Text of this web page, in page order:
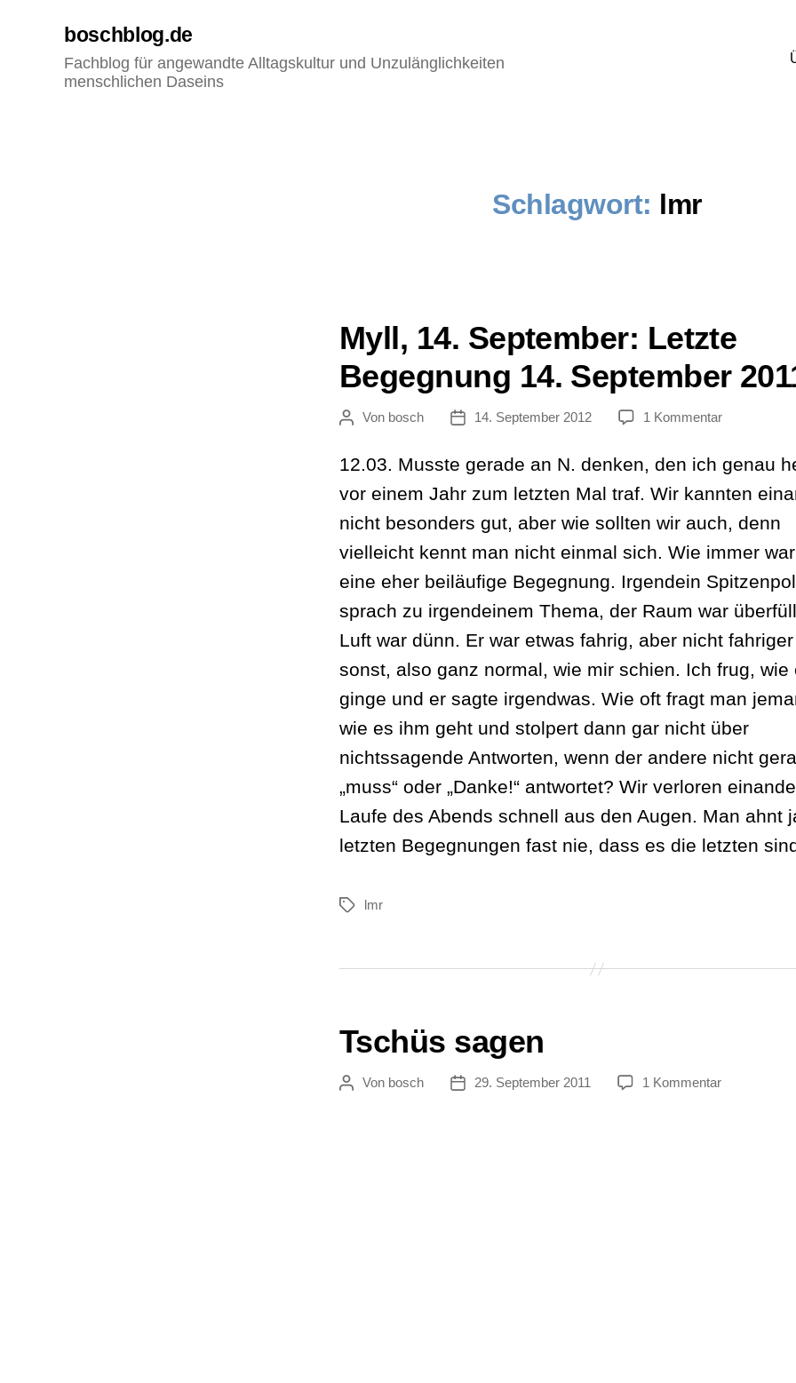
boschblog.de
Fachblog für angewandte Alltagskultur und Unzulänglichkeiten
menschlichen Daseins
Schlagwort: lmr
Myll, 14. September: Letzte
Begegnung 14. September
Beitragsautor
Von bosch Veröffentlichungsdatum
14. September 2012 1 Kommentarzu
September:
Letzte
Begegnung
14.
September
2011
12.03. Musste gerade an N. denken, den ich genau
vor einem Jahr zum letzten Mal traf. Wir kannten
nicht besonders gut, aber wie sollten wir auch, denn
vielleicht kennt man nicht einmal sich. Wie immer
eine eher beiläufige Begegnung. Irgendein
sprach zu irgendeinem Thema, der Raum war
Luft war dünn. Er war etwas fahrig, aber nicht
sonst, also ganz normal, wie mir schien. Ich frug, wie
ginge und er sagte irgendwas. Wie oft fragt man
wie es ihm geht und stolpert dann gar nicht über
nichtssagende Antworten, wenn der andere nicht
„muss“ oder „Danke!“ antwortet? Wir verloren
Laufe des Abends schnell aus den Augen. Man ahnt
letzten Begegnungen fast nie, dass es die letzten
Schlagwörter
lmr
Tschüs sagen
Beitragsautor
Von bosch Veröffentlichungsdatum
29. September 2011 1 Kommentarzu